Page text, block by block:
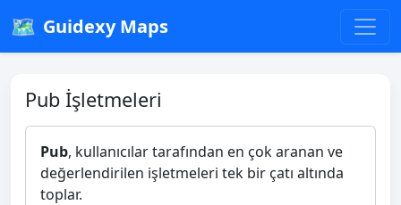
🗺️ Guidexy Maps
Pub İşletmeleri
Pub, kullanıcılar tarafından en çok aranan ve
değerlendirilen işletmeleri tek bir çatı altında
toplar.